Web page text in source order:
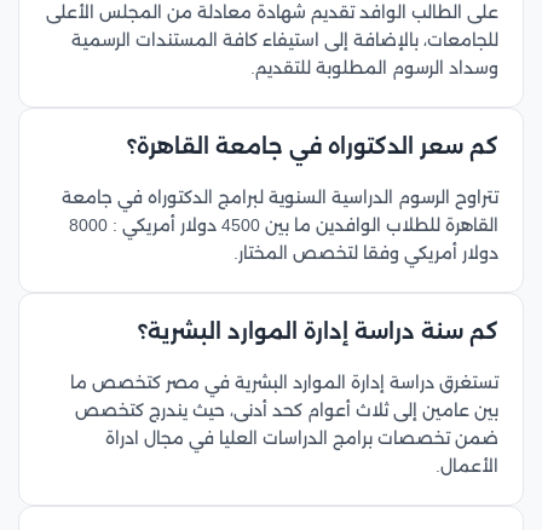
على الطالب الوافد تقديم شهادة معادلة من المجلس الأعلى
للجامعات، بالإضافة إلى استيفاء كافة المستندات الرسمية
وسداد الرسوم المطلوبة للتقديم.
كم سعر الدكتوراه في جامعة القاهرة؟
تتراوح الرسوم الدراسية السنوية لبرامج الدكتوراه في جامعة
القاهرة للطلاب الوافدين ما بين 4500 دولار أمريكي : 8000
دولار أمريكي وفقا لتخصص المختار.
كم سنة دراسة إدارة الموارد البشرية؟
تستغرق دراسة إدارة الموارد البشرية في مصر كتخصص ما
بين عامين إلى ثلاث أعوام كحد أدنى، حيث يندرج كتخصص
ضمن تخصصات برامج الدراسات العليا في مجال ادراة
الأعمال.